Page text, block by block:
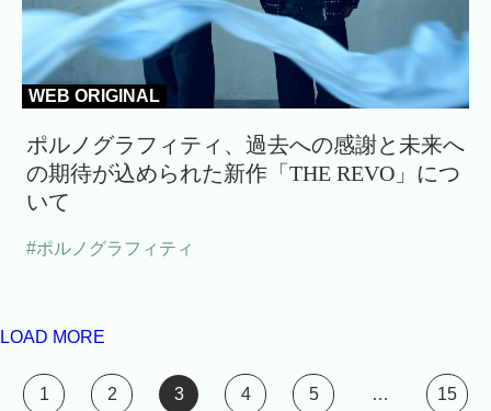
WEB ORIGINAL
ポルノグラフィティ、過去への感謝と未来へ
の期待が込められた新作「THE REVO」につ
いて
#ポルノグラフィティ
LOAD MORE
1 2 3 4 5 … 15